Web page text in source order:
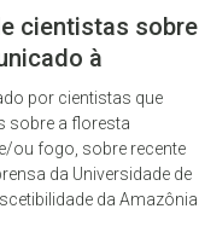
cientistas sobre
à
a
da Amazônia à
da floresta
desmascarado
por cientistas que
sobre a floresta
ou fogo, sobre recente
da Universidade de
da Amazônia